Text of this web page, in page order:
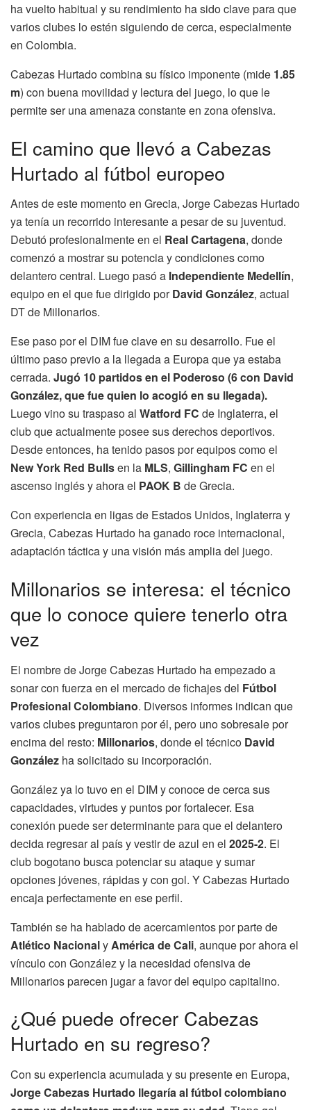
ha vuelto habitual y su rendimiento ha sido clave para que
varios clubes lo estén siguiendo de cerca, especialmente
en Colombia.
Cabezas Hurtado combina su físico imponente (mide 1.85
m) con buena movilidad y lectura del juego, lo que le
permite ser una amenaza constante en zona ofensiva.
El camino que llevó a Cabezas
Hurtado al fútbol europeo
Antes de este momento en Grecia, Jorge Cabezas Hurtado
ya tenía un recorrido interesante a pesar de su juventud.
Debutó profesionalmente en el Real Cartagena, donde
comenzó a mostrar su potencia y condiciones como
delantero central. Luego pasó a Independiente Medellín,
equipo en el que fue dirigido porDavid González, actual
DT de Millonarios.
Ese paso por el DIM fue clave en su desarrollo. Fue el
último paso previo a la llegada a Europa que ya estaba
cerrada. Jugó 10 partidos en el Poderoso (6 con David
González, que fue quien lo acogió en su llegada).
Luego vino su traspaso al Watford FC de Inglaterra, el
club que actualmente posee sus derechos deportivos.
Desde entonces, ha tenido pasos por equipos como el
New York Red Bullsen la MLS, Gillingham FC en el
ascenso inglés y ahora el PAOK B de Grecia.
Con experiencia en ligas de Estados Unidos, Inglaterra y
Grecia, Cabezas Hurtado ha ganado roce internacional,
adaptación táctica y una visión más amplia del juego.
Millonarios se interesa: el técnico
que lo conoce quiere tenerlo otra
vez
El nombre de Jorge Cabezas Hurtado ha empezado a
sonar con fuerza en el mercado de fichajes del Fútbol
Profesional Colombiano. Diversos informes indican que
varios clubes preguntaron por él, pero uno sobresale por
encima del resto: Millonarios, donde el técnico David
González ha solicitado su incorporación.
González ya lo tuvo en el DIM y conoce de cerca sus
capacidades, virtudes y puntos por fortalecer. Esa
conexión puede ser determinante para que el delantero
decida regresar al país y vestir de azul en el 2025-2. El
club bogotano busca potenciar su ataque y sumar
opciones jóvenes, rápidas y con gol. Y Cabezas Hurtado
encaja perfectamente en ese perfil.
También se ha hablado de acercamientos por parte de
Atlético Nacionaly América de Cali, aunque por ahora el
vínculo con González y la necesidad ofensiva de
Millonarios parecen jugar a favor del equipo capitalino.
¿Qué puede ofrecer Cabezas
Hurtado en su regreso?
Con su experiencia acumulada y su presente en Europa,
Jorge Cabezas Hurtado llegaría al fútbol colombiano